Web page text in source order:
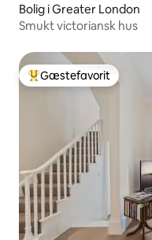
Bolig i Greater London
Smukt victoriansk hus
Bedste gæstefavorit
Gæstefavorit